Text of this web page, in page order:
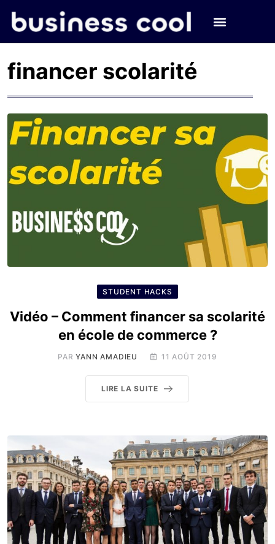
financer scolarité
STUDENT HACKS
Vidéo – Comment financer sa scolarité
en école de commerce ?
PARYANN AMADIEU 11 AOÛT 2019
LIRE LA SUITE